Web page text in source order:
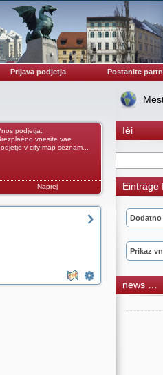
Prijava podjetja Postanite
podjetja:
vnesite vae
v city-map seznam...
Naprej
Ièi
Einträge
Dodatno
Prikaz
news …